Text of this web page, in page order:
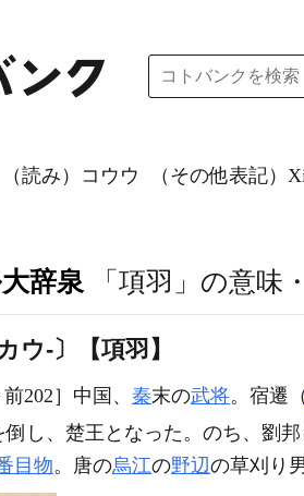
（読み）コウウ （その他表記）
辞泉 「項羽」の意味
ウ‐〕【項羽】
前202］中国、 秦末の武将。宿遷（
し、楚王となった。のち、劉邦
目物。唐の烏江の野辺の草刈り